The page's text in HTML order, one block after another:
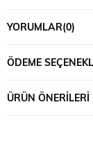
bedendir. (Bedenler
Boy : 110 cm’dir. Bel
YORUMLAR(0)
ÖDEME
ÜRÜN ÖNERILERI